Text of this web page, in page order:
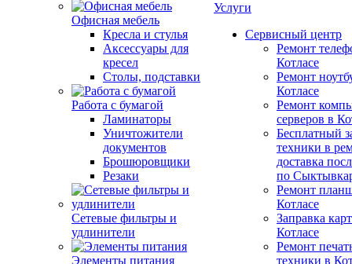
Офисная мебель
Кресла и стулья
Аксессуары для
кресел
Столы, подставки
Работа с бумагой
Ламинаторы
Уничтожители
документов
Брошюровщики
Резаки
Сетевые фильтры и
удлинители
Элементы питания
Услуги
Сервисный центр
Ремонт
Котлаcе
Ремонт
Котлаcе
Ремонт
серверов в
Бесплатный
техники в
доставка
по
Ремонт
Котлаcе
Заправка
Котлаcе
Ремонт
техники в